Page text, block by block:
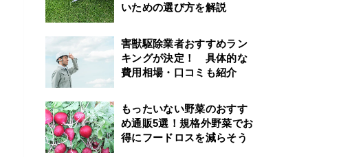
いための選び方を解説
害獣駆除業者おすすめラン
キングが決定！ 具体的な
費用相場・口コミも紹介
もったいない野菜のおすす
め通販5選！規格外野菜でお
得にフードロスを減らそう